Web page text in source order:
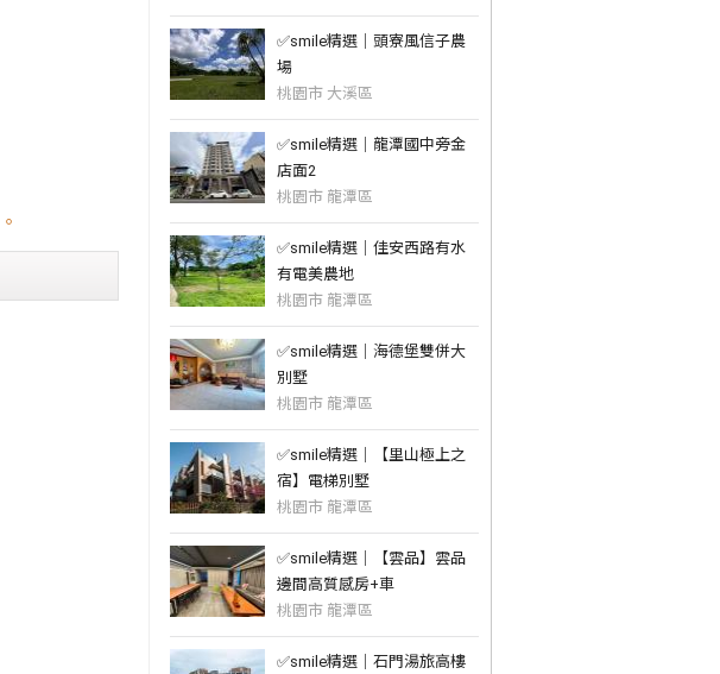
。
✅️smile精選｜頭寮風信子農
場
桃園市 大溪區
✅️smile精選｜龍潭國中旁金
店面2
桃園市 龍潭區
✅️smile精選｜佳安西路有水
有電美農地
桃園市 龍潭區
✅️smile精選｜海德堡雙併大
別墅
桃園市 龍潭區
✅️smile精選｜【里山極上之
宿】電梯別墅
桃園市 龍潭區
✅️smile精選｜【雲品】雲品
邊間高質感房+車
桃園市 龍潭區
✅️smile精選｜石門湯旅高樓